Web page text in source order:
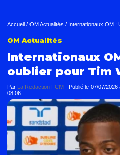
Accueil / OM Actualités / Internationaux OM :
OM Actualités
Internationaux
oublier pour Tim
Par La Redaction FCM - Publié le 07/07/2026
08:06